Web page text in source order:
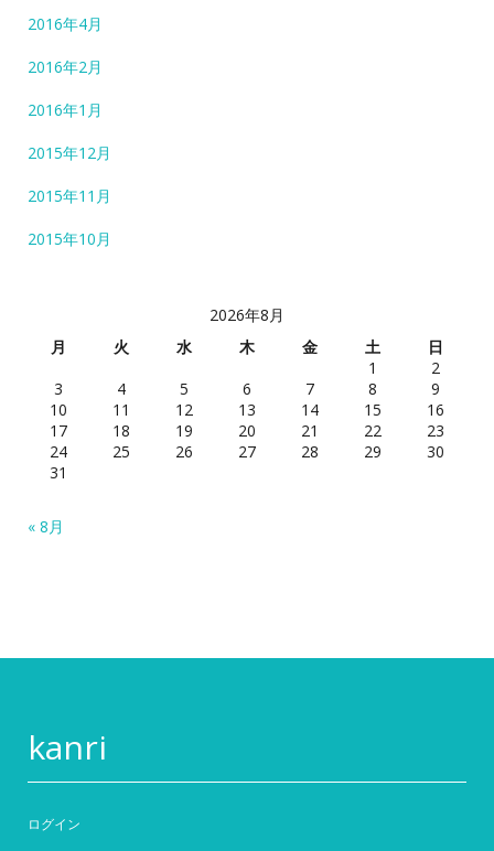
2016年4月
2016年2月
2016年1月
2015年12月
2015年11月
2015年10月
2026年8月
月
火 水 木 金 土
日
1
2
3
4 5 6 7 8
9
10
11 12 13 14 15
16
17
18 19 20 21 22
23
24
25 26 27 28 29
30
31
« 8月
kanri
ログイン